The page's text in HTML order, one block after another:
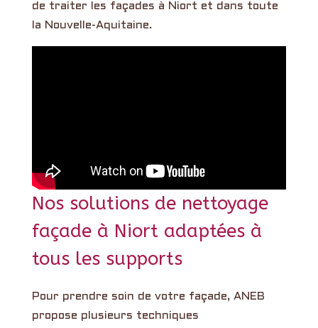
de traiter les façades à Niort et dans toute
la Nouvelle-Aquitaine.
Nos solutions de nettoyage
façade à Niort adaptées à
tous les supports
Pour prendre soin de votre façade, ANEB
propose plusieurs techniques